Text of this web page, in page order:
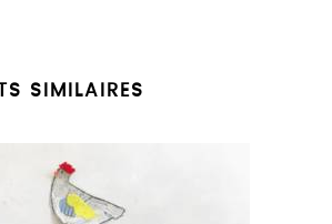
SIMILAIRES